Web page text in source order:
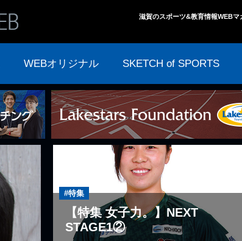
滋賀のスポーツ&教育情報WEBマ
WEBオリジナル SKETCH of SPORTS
#特集
【特集 女子力。】NEXT
STAGE1②